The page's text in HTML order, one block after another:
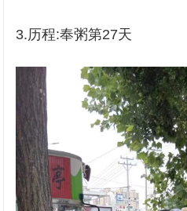
3.历程:奉粥第27天